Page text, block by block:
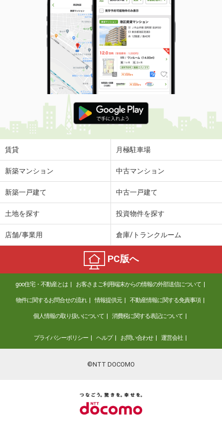
賃貸 月極駐車場
新築マンション 中古マンション
新築一戸建て 中古一戸建て
土地を探す 投資物件を探す
店舗/事業用 倉庫/トランクルーム
PC版へ
goo住宅・不動産とは お客さまご利用端末からの情報の外部送信について
物件に関するお問合せの流れ 情報提供元 不動産情報に関する免責事項
個人情報の取り扱いについて 消費税に関する表記について
プライバシーポリシー ヘルプ お問い合わせ 運営会社
©NTT DOCOMO